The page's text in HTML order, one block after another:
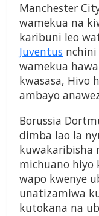
Manchester
wamekua na
karibuni leo
Juventus
wamekua
kwasasa, Hivo
ambayo
Borussia
dimba lao la
kuwakaribisha
michuano hiyo
wapo kwenye
unatizamiwa
kutokana na